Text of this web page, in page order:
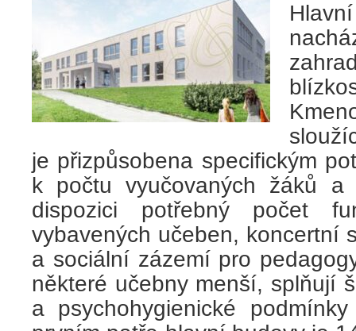
je přizpůsobena specifickým
k počtu vyučovaných žáků
dispozici potřebný počet
vybavených učeben, koncertní
a sociální zázemí pro
některé učebny menší, splňují
a psychohygienické